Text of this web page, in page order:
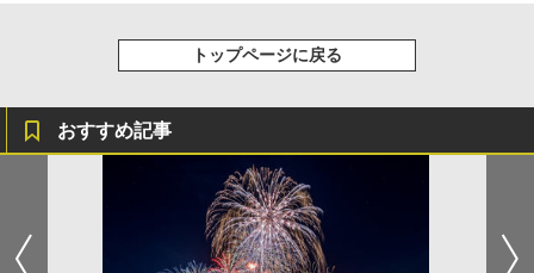
トップページに戻る
おすすめ記事